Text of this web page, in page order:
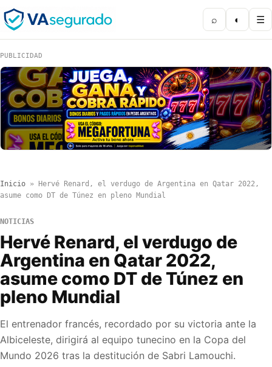
⌕ ◐ ☰
PUBLICIDAD
Inicio »
Hervé Renard, el verdugo de Argentina en Qatar 2022,
asume como DT de Túnez en pleno Mundial
NOTICIAS
Hervé Renard, el verdugo de
Argentina en Qatar 2022,
asume como DT de Túnez en
pleno Mundial
El entrenador francés, recordado por su victoria ante la
Albiceleste, dirigirá al equipo tunecino en la Copa del
Mundo 2026 tras la destitución de Sabri Lamouchi.